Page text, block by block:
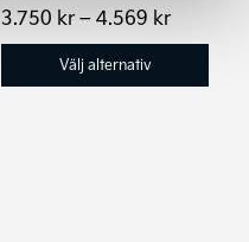
3.750 kr– 4.569 kr
3.750 kr
4.569 kr
Välj alternativ